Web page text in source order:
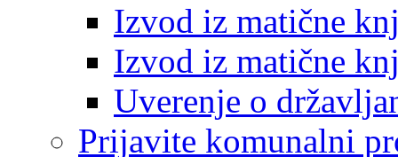
Izvod iz matične
Izvod iz matične
Uverenje o
Prijavite komunalni